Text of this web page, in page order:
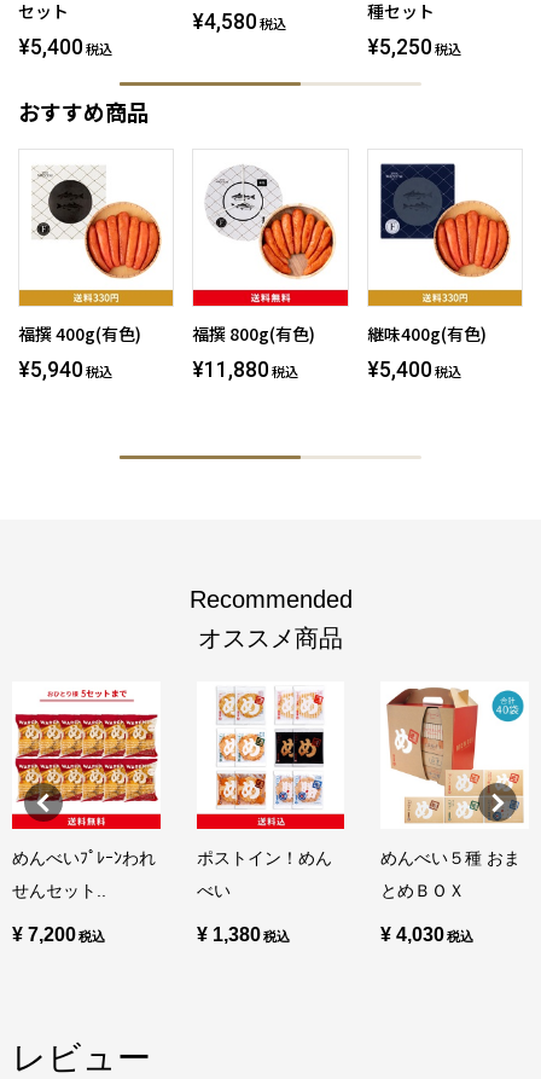
セット
¥5,400 税込
¥4,580 税込
種セット
¥5,250 税込
おすすめ商品
福撰 400g(有色)
¥5,940 税込
福撰 800g(有色)
¥11,880 税込
継味400g(有色)
¥5,400 税込
Recommended
オススメ商品
めんべいﾌﾟﾚｰﾝわれ
せんセット..
¥ 7,200
ポストイン！めん
べい
¥ 1,380
めんべい５種 おま
とめＢＯＸ
¥ 4,030
レビュー